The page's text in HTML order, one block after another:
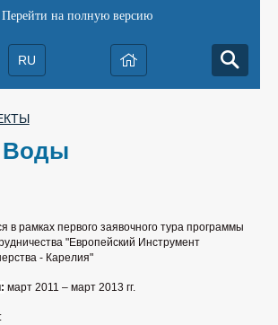
Перейти на полную версию
RU
Воды
в рамках первого заявочного тура программы
"Европейский Инструмент
- Карелия"
март 2011 – март 2013 гг.
: